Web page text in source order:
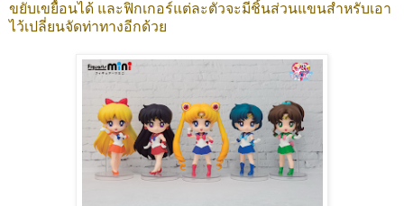
ขยับเขยื้อนได้ และฟิกเกอร์แต่ละตัวจะมีชิ้นส่วนแขนสำหรับเอา
ไว้เปลี่ยนจัดท่าทางอีกด้วย